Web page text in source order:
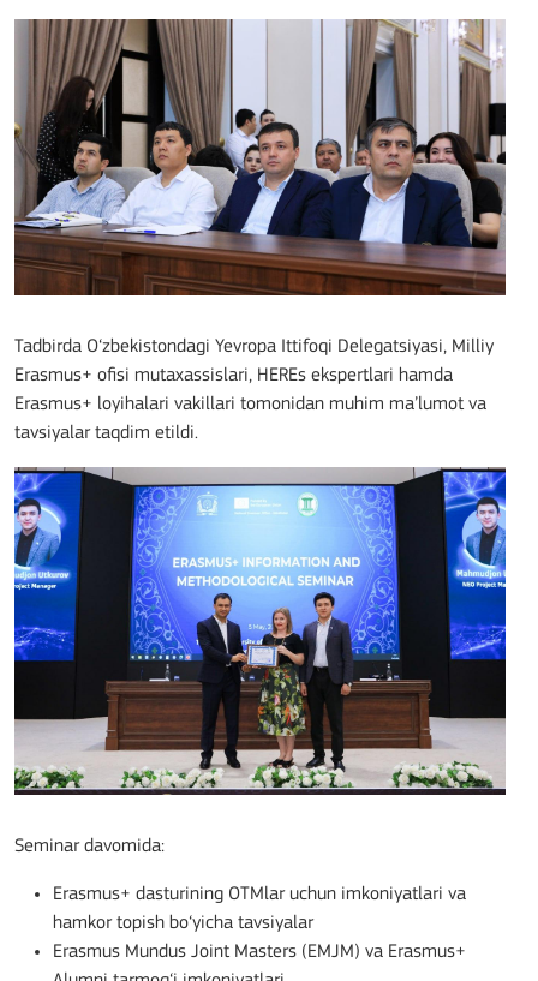
Tadbirda O‘zbekistondagi Yevropa Ittifoqi Delegatsiyasi, Milliy
Erasmus+ ofisi mutaxassislari, HEREs ekspertlari hamda
Erasmus+ loyihalari vakillari tomonidan muhim ma’lumot va
tavsiyalar taqdim etildi.
Seminar davomida:
Erasmus+ dasturining OTMlar uchun imkoniyatlari va
hamkor topish bo‘yicha tavsiyalar
Erasmus Mundus Joint Masters (EMJM) va Erasmus+